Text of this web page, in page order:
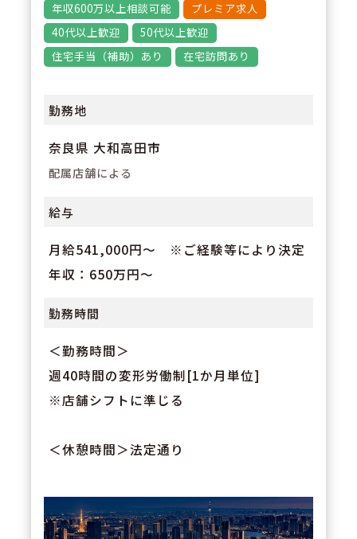
年収600万以上相談可能
プレミア求人
40代以上歓迎
50代以上歓迎
住宅手当（補助）あり
在宅訪問あり
勤務地
奈良県 大和高田市
配属店舗による
給与
月給541,000円～ ※ご経験等により決定
年収：650万円～
勤務時間
＜勤務時間＞
週40時間の変形労働制[1か月単位]
※店舗シフトに準じる
＜休憩時間＞法定通り